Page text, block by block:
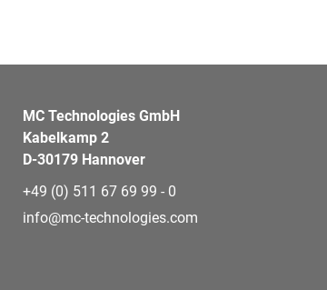
MC Technologies GmbH
Kabelkamp 2
D-30179 Hannover
+49 (0) 511 67 69 99 - 0
info@mc-technologies.com